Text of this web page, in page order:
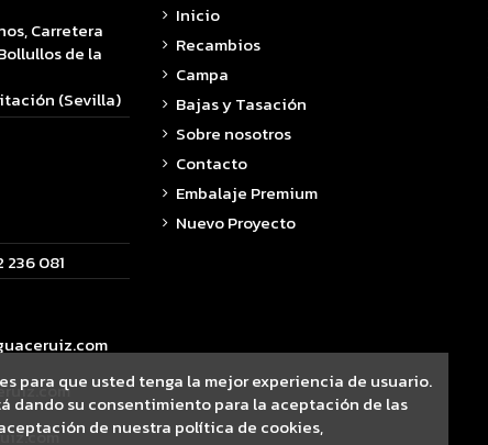
Carretera
de la
(Sevilla)
236 081
Inicio
Recambios
Campa
Bajas y Tasación
Sobre nosotros
Contacto
Embalaje Premium
Nuevo Proyecto
para que usted tenga la mejor experiencia de usuario.
dando su consentimiento para la aceptación de las
de nuestra política de cookies,